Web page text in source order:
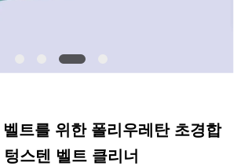
트를 위한 폴리우레탄 초경합
텅스텐 벨트 클리너